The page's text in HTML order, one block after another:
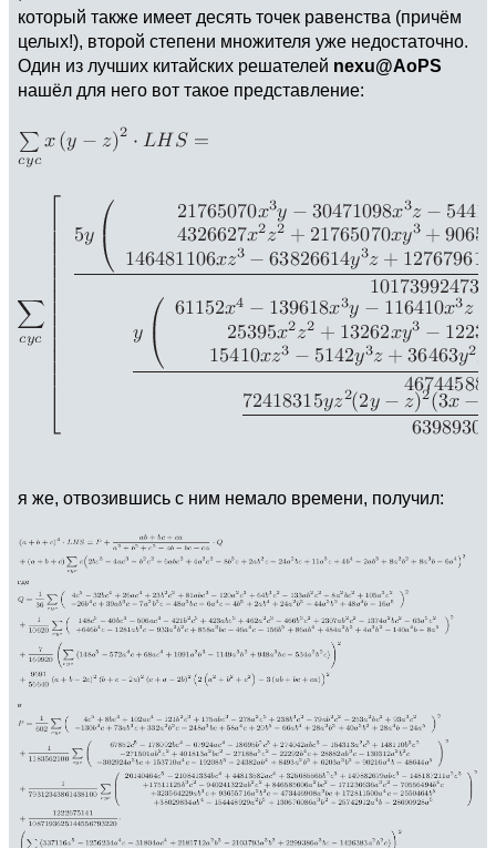
который также имеет десять точек равенства (причём
целых!), второй степени множителя уже недостаточно.
Один из лучших китайских решателей nexu@AoPS
нашёл для него вот такое представление:
я же, отвозившись с ним немало времени, получил: